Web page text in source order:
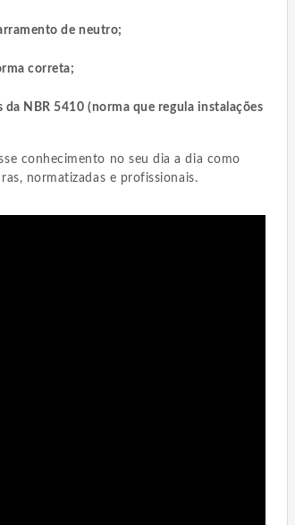
de neutro;
correta;
da NBR 5410 (norma que regula instalações
conhecimento no seu dia a dia como
normatizadas e profissionais.